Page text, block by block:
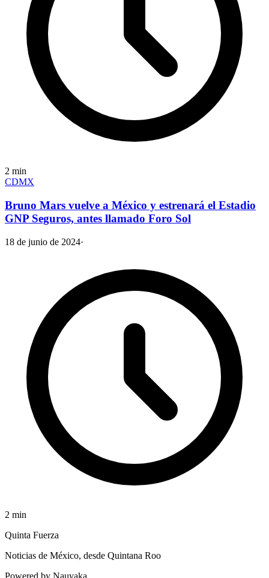
2 min
CDMX
Bruno Mars vuelve a México y estrenará el Estadio
GNP Seguros, antes llamado Foro Sol
18 de junio de 2024·
2 min
Quinta Fuerza
Noticias de México, desde Quintana Roo
Powered by Nauyaka